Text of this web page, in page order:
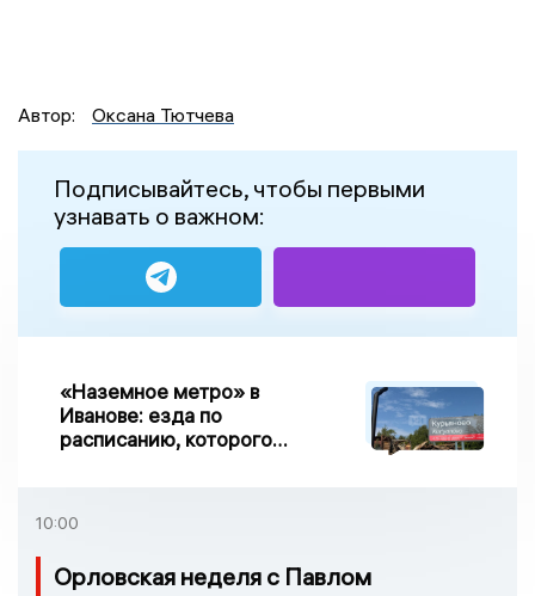
Автор: Оксана Тютчева
Подписывайтесь, чтобы первыми
узнавать о важном:
«Наземное метро» в
Иванове: езда по
расписанию, которого
10:00
Орловская неделя с Павлом